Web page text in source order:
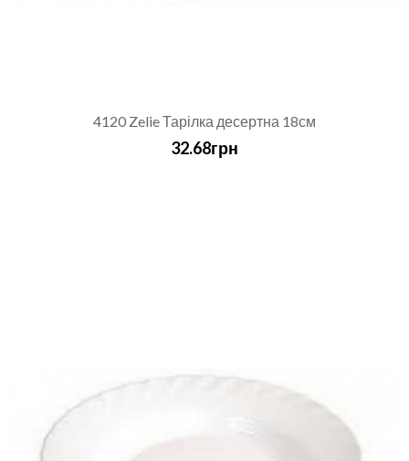
4120 Zelie Тарілка десертна 18см
32.68грн